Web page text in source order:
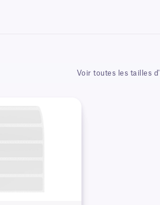
Voir toutes les tailles